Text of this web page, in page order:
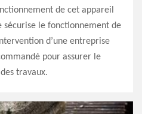
de cet appareil
sécurise le fonctionnement de
d’une entreprise
pour assurer le
travaux.